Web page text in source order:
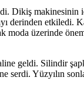
makinesinin
derinden etkiledi.
moda üzerinde
geldi. Silindir
Yüzyılın